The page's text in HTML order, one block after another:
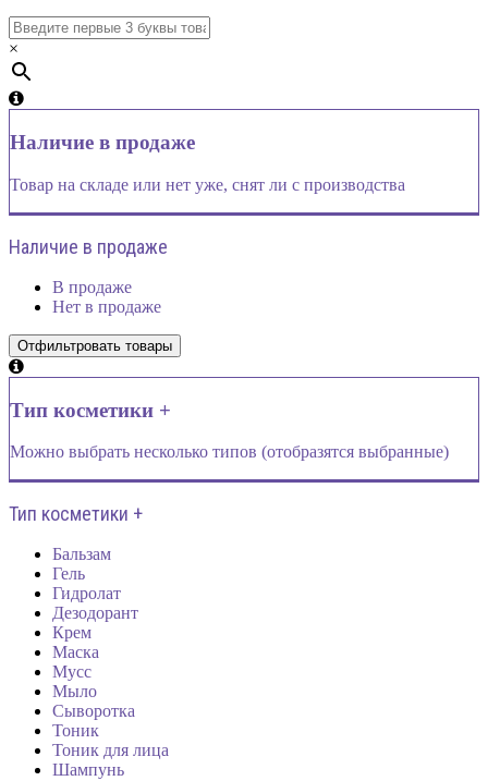
×
Наличие в продаже
Товар на складе или нет уже, снят ли с производства
Наличие в продаже
В продаже
Нет в продаже
Тип косметики +
Можно выбрать несколько типов (отобразятся выбранные)
Тип косметики +
Бальзам
Гель
Гидролат
Дезодорант
Крем
Маска
Мусс
Мыло
Сыворотка
Тоник
Тоник для лица
Шампунь